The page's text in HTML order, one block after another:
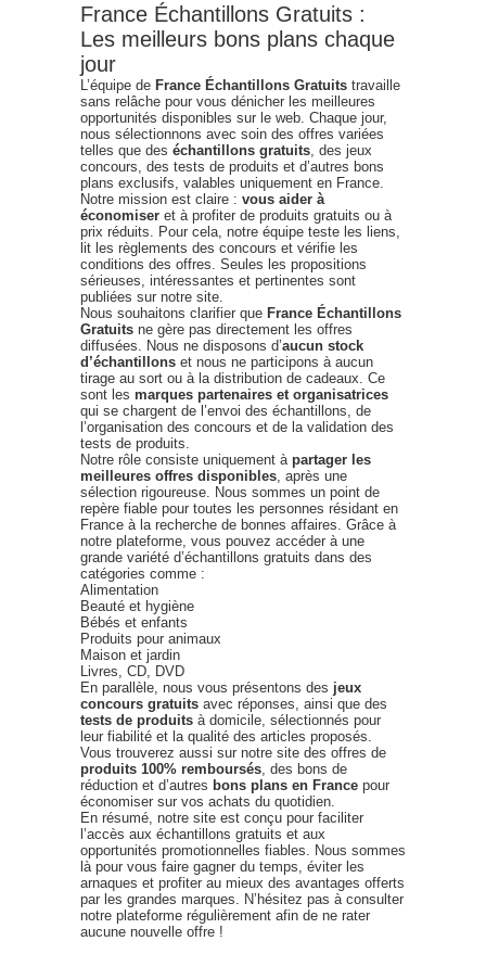
France Échantillons Gratuits :
Les meilleurs bons plans chaque
jour
L’équipe de France Échantillons Gratuits travaille
sans relâche pour vous dénicher les meilleures
opportunités disponibles sur le web. Chaque jour,
nous sélectionnons avec soin des offres variées
telles que des échantillons gratuits , des jeux
concours, des tests de produits et d’autres bons
plans exclusifs, valables uniquement en France.
Notre mission est claire : vous aider à
économiser et à profiter de produits gratuits ou à
prix réduits. Pour cela, notre équipe teste les liens,
lit les règlements des concours et vérifie les
conditions des offres. Seules les propositions
sérieuses, intéressantes et pertinentes sont
publiées sur notre site.
Nous souhaitons clarifier que France Échantillons
Gratuits ne gère pas directement les offres
diffusées. Nous ne disposons d’aucun stock
d’échantillons et nous ne participons à aucun
tirage au sort ou à la distribution de cadeaux. Ce
sont les marques partenaires et organisatrices
qui se chargent de l’envoi des échantillons, de
l’organisation des concours et de la validation des
tests de produits.
Notre rôle consiste uniquement à partager les
meilleures offres disponibles , après une
sélection rigoureuse. Nous sommes un point de
repère fiable pour toutes les personnes résidant en
France à la recherche de bonnes affaires. Grâce à
notre plateforme, vous pouvez accéder à une
grande variété d’échantillons gratuits dans des
catégories comme :
Alimentation
Beauté et hygiène
Bébés et enfants
Produits pour animaux
Maison et jardin
Livres, CD, DVD
En parallèle, nous vous présentons des jeux
concours gratuits avec réponses, ainsi que des
tests de produits à domicile, sélectionnés pour
leur fiabilité et la qualité des articles proposés.
Vous trouverez aussi sur notre site des offres de
produits 100% remboursés , des bons de
réduction et d’autres bons plans en France pour
économiser sur vos achats du quotidien.
En résumé, notre site est conçu pour faciliter
l’accès aux échantillons gratuits et aux
opportunités promotionnelles fiables. Nous sommes
là pour vous faire gagner du temps, éviter les
arnaques et profiter au mieux des avantages offerts
par les grandes marques. N’hésitez pas à consulter
notre plateforme régulièrement afin de ne rater
aucune nouvelle offre !